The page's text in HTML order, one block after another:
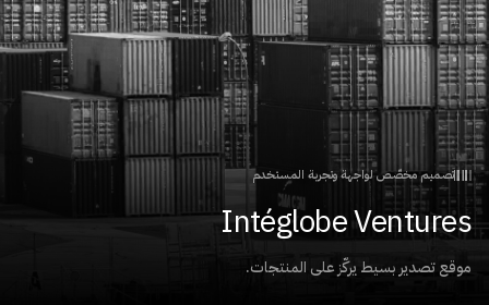
تصميم مخصّص لواجهة وتجربة المستخدم
Intéglobe Ventures
موقع تصدير بسيط يركّز على المنتجات.